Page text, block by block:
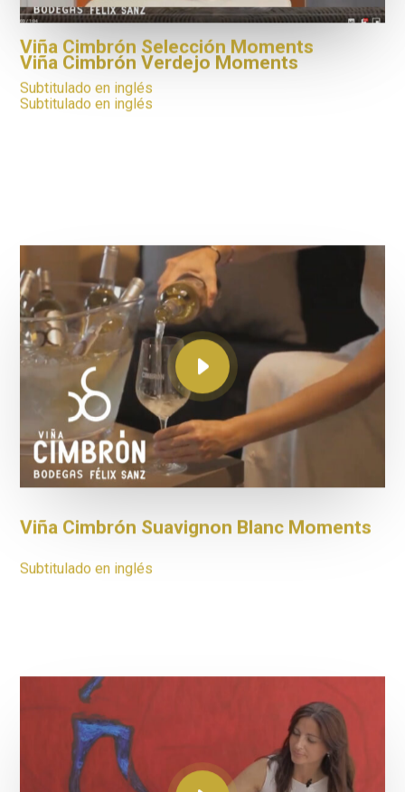
Viña Cimbrón Verdejo Moments
Subtitulado en inglés
Viña Cimbrón Selección Moments
Subtitulado en inglés
Viña Cimbrón Suavignon Blanc Moments
Subtitulado en inglés